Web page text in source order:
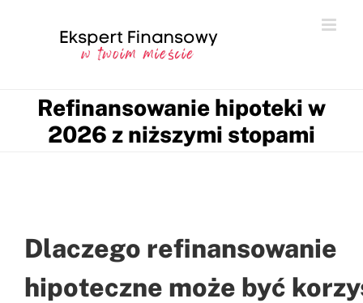
Refinansowanie hipoteki w
2026 z niższymi stopami
Dlaczego refinansowanie
hipoteczne może być